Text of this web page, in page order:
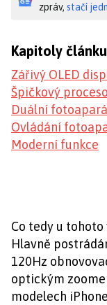
zpráv, stačí
Kapitoly článku
Zářivý OLED
Špičkový
Duální
Ovládání
Moderní funkce
Co tedy u
Hlavně
120Hz
optickým
modelech